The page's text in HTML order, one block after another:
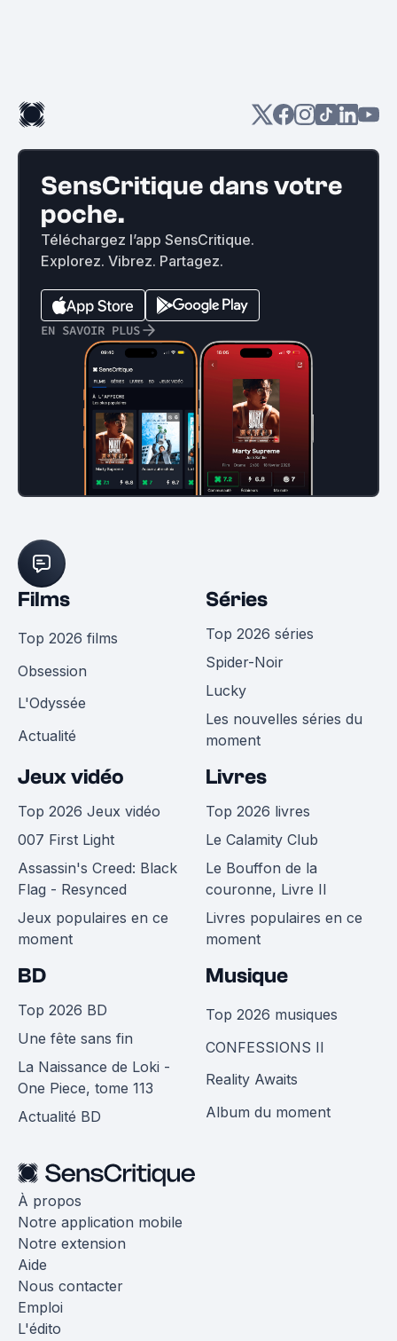
SensCritique dans votre
poche.
Téléchargez l’app SensCritique.
Explorez. Vibrez. Partagez.
EN SAVOIR PLUS
Films
Top 2026 films
Obsession
L'Odyssée
Actualité
Séries
Top 2026 séries
Spider-Noir
Lucky
Les nouvelles séries du
moment
Jeux vidéo
Top 2026 Jeux vidéo
007 First Light
Assassin's Creed: Black
Flag - Resynced
Jeux populaires en ce
moment
Livres
Top 2026 livres
Le Calamity Club
Le Bouffon de la
couronne, Livre II
Livres populaires en ce
moment
BD
Top 2026 BD
Une fête sans fin
La Naissance de Loki -
One Piece, tome 113
Actualité BD
Musique
Top 2026 musiques
CONFESSIONS II
Reality Awaits
Album du moment
À propos
Notre application mobile
Notre extension
Aide
Nous contacter
Emploi
L'édito